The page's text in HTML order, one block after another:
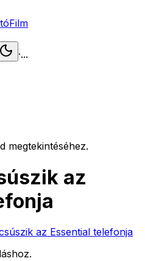
Film
·...
megtekintéséhez.
az
az Essential telefonja